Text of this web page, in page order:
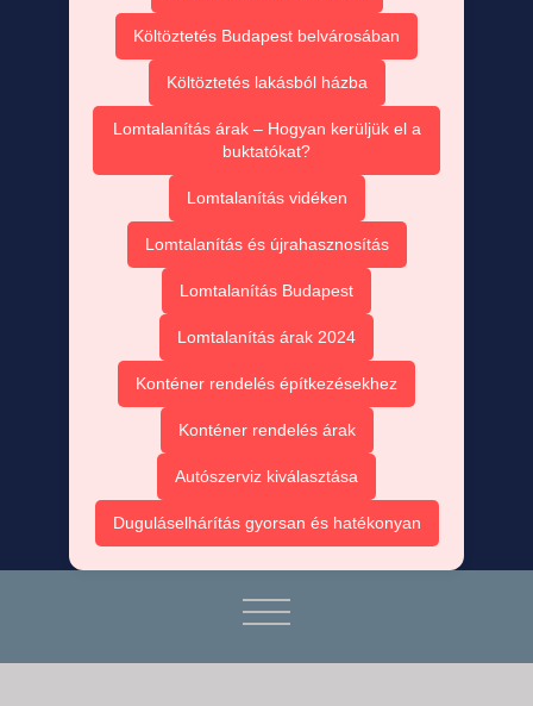
Költöztetés Budapest belvárosában
Költöztetés lakásból házba
Lomtalanítás árak – Hogyan kerüljük el a
buktatókat?
Lomtalanítás vidéken
Lomtalanítás és újrahasznosítás
Lomtalanítás Budapest
Lomtalanítás árak 2024
Konténer rendelés építkezésekhez
Konténer rendelés árak
Autószerviz kiválasztása
Duguláselhárítás gyorsan és hatékonyan